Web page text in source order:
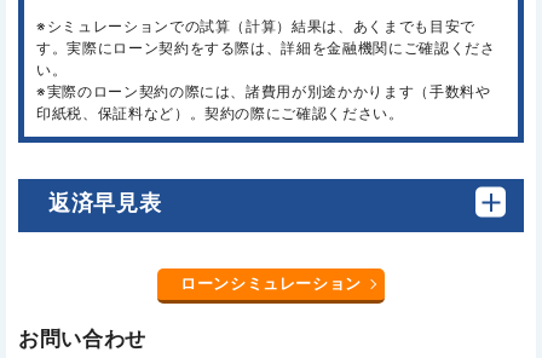
※シミュレーションでの試算（計算）結果は、あくまでも目安で
す。実際にローン契約をする際は、詳細を金融機関にご確認くださ
い。
※実際のローン契約の際には、諸費用が別途かかります（手数料や
印紙税、保証料など）。契約の際にご確認ください。
返済早見表
ローンシミュレーション
お問い合わせ